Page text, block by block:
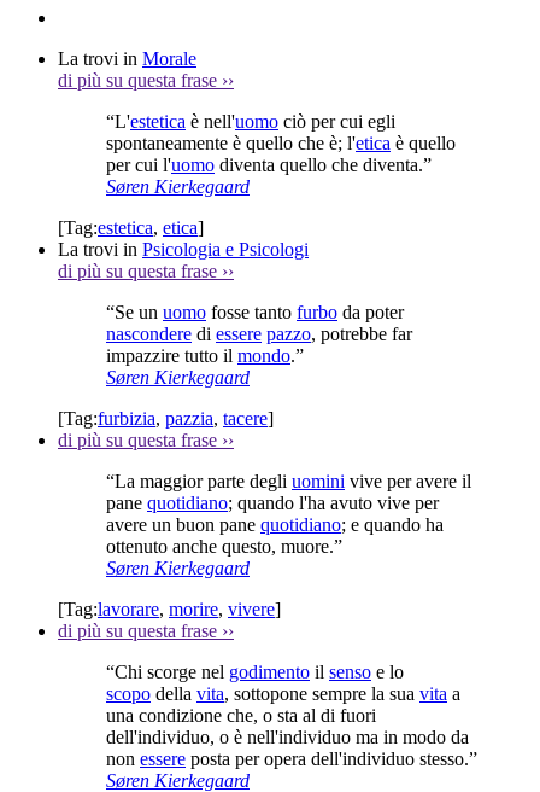
La trovi in Morale
di più su questa frase ››
“L'estetica è nell'uomo ciò per cui egli
spontaneamente è quello che è; l'etica è quello
per cui l'uomo diventa quello che diventa.”
Søren Kierkegaard
[Tag:estetica, etica]
La trovi in Psicologia e Psicologi
di più su questa frase ››
“Se un uomo fosse tanto furbo da poter
nascondere di essere pazzo, potrebbe far
impazzire tutto il mondo.”
Søren Kierkegaard
[Tag:furbizia, pazzia, tacere]
di più su questa frase ››
“La maggior parte degli uomini vive per avere il
pane quotidiano; quando l'ha avuto vive per
avere un buon pane quotidiano; e quando ha
ottenuto anche questo, muore.”
Søren Kierkegaard
[Tag:lavorare, morire, vivere]
di più su questa frase ››
“Chi scorge nel godimento il senso e lo
scopo della vita, sottopone sempre la sua vita a
una condizione che, o sta al di fuori
dell'individuo, o è nell'individuo ma in modo da
non essere posta per opera dell'individuo stesso.”
Søren Kierkegaard